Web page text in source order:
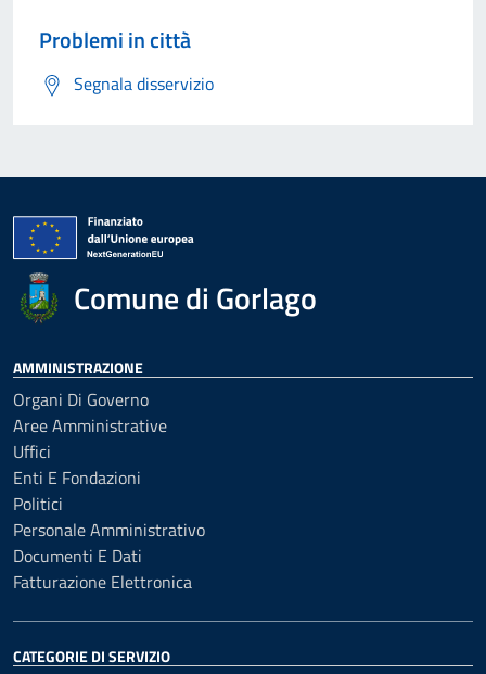
Problemi in città
Segnala disservizio
Comune di Gorlago
AMMINISTRAZIONE
Organi Di Governo
Aree Amministrative
Uffici
Enti E Fondazioni
Politici
Personale Amministrativo
Documenti E Dati
Fatturazione Elettronica
CATEGORIE DI SERVIZIO